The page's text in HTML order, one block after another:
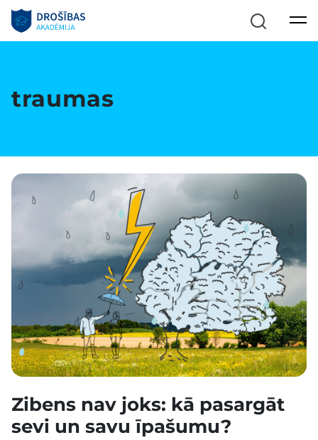
traumas
Zibens nav joks: kā pasargāt
sevi un savu īpašumu?